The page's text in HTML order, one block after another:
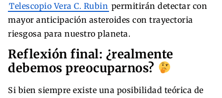
Telescopio Vera C. Rubin permitirán detectar con
mayor anticipación asteroides con trayectoria
riesgosa para nuestro planeta.
Reflexión final: ¿realmente
debemos preocuparnos?
Si bien siempre existe una posibilidad teórica de